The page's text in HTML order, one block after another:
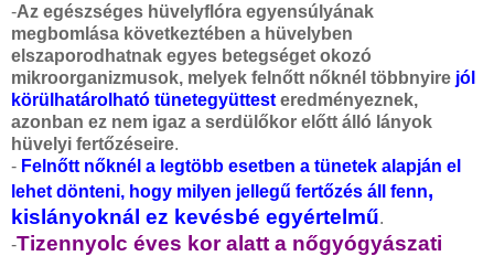
-Az egészséges hüvelyflóra egyensúlyának
megbomlása következtében a hüvelyben
elszaporodhatnak egyes betegséget okozó
mikroorganizmusok, melyek felnőtt nőknél többnyire jól
körülhatárolható tünetegyüttest eredményeznek,
azonban ez nem igaz a serdülőkor előtt álló lányok
hüvelyi fertőzéseire.
- Felnőtt nőknél a legtöbb esetben a tünetek alapján el
lehet dönteni, hogy milyen jellegű fertőzés áll fenn,
kislányoknál ez kevésbé egyértelmű.
-Tizennyolc éves kor alatt a nőgyógyászati